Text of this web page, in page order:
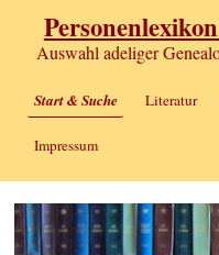
Auswahl adeliger
Start & Suche Literatur
Impressum